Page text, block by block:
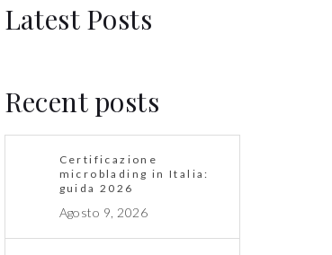
Latest Posts
Recent posts
Certificazione
microblading in Italia:
guida 2026
Agosto 9, 2026